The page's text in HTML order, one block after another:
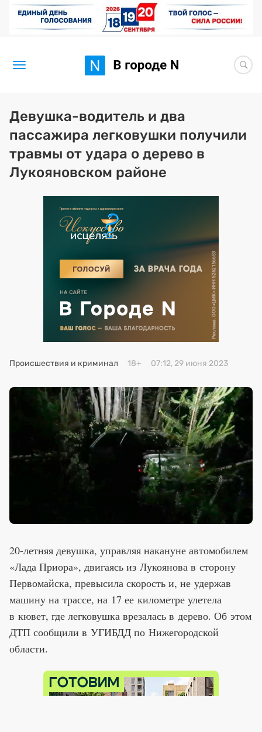
Новости
Статьи
Здоровье
Искусство исцелять
Премия 2026 (текущая)
Премия 2025
Девушка-водитель и два
пассажира легковушки получили
травмы от удара о дерево в
Лукояновском районе
Происшествия и криминал 18+ 07:12, 29 июня 2023
20-летняя девушка, управляя накануне автомобилем
«Лада Приора», двигаясь из Лукоянова в сторону
Первомайска, превысила скорость и, не удержав
машину на трассе, на 17 ее километре улетела
в кювет, где легковушка врезалась в дерево. Об этом
ДТП сообщили в УГИБДД по Нижегородской
области.